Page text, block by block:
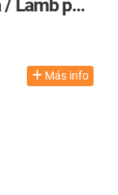
Barbacoa de Borrego por libra / Lamb per Pound
Más info